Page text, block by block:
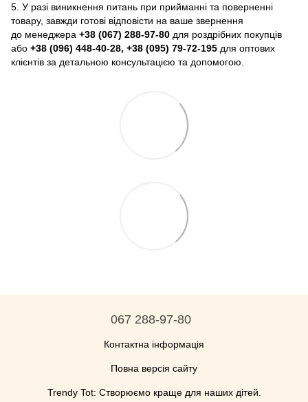
5. У разі виникнення питань при прийманні та поверненні
товару, завжди готові відповісти на ваше звернення
до менеджера +38 (067) 288-97-80 для роздрібних покупців
або +38 (096) 448-40-28, +38 (095) 79-72-195 для оптових
клієнтів за детальною консультацією та допомогою.
067 288-97-80
Контактна інформація
Повна версія сайту
Trendy Tot: Створюємо краще для наших дітей.